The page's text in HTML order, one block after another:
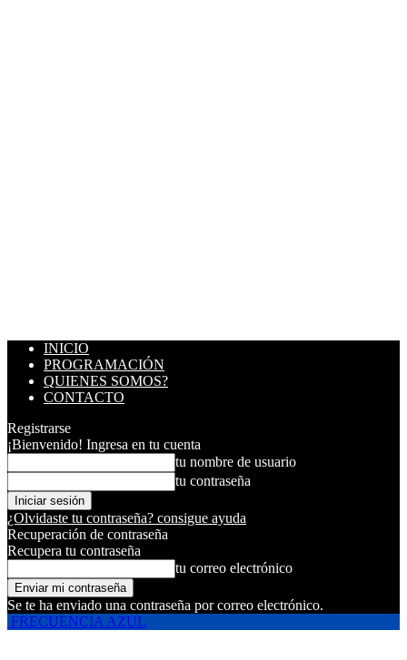
INICIO
PROGRAMACIÓN
QUIENES SOMOS?
CONTACTO
Registrarse
¡Bienvenido! Ingresa en tu cuenta
tu nombre de usuario
tu contraseña
¿Olvidaste tu contraseña? consigue ayuda
Recuperación de contraseña
Recupera tu contraseña
tu correo electrónico
Se te ha enviado una contraseña por correo electrónico.
FRECUENCIA AZUL